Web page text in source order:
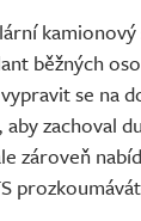
běžných
se na
zachoval
zároveň